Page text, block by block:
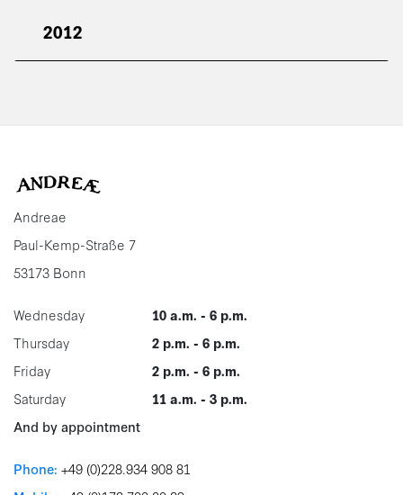
2012
Andreae
Paul-Kemp-Straße 7
53173 Bonn
Wednesday
10 a.m. - 6 p.m.
Thursday
2 p.m. - 6 p.m.
Friday
2 p.m. - 6 p.m.
Saturday
11 a.m. - 3 p.m.
And by appointment
Phone: +49 (0)228.934 908 81